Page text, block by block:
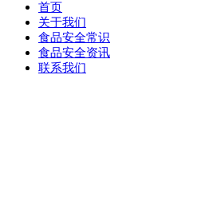
首页
关于我们
食品安全常识
食品安全资讯
联系我们